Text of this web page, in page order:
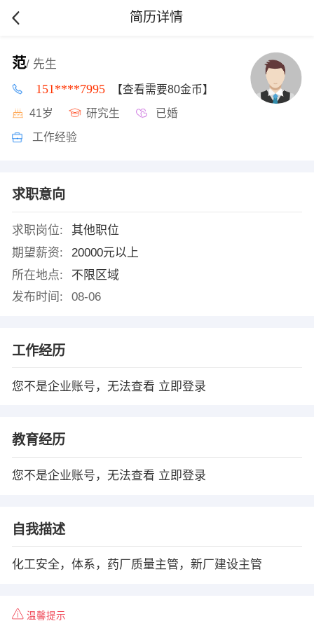
简历详情
范/ 先生
151****7995 【查看需要80金币】
41岁 研究生 已婚
工作经验
求职意向
求职岗位:
其他职位
期望薪资:
20000元以上
所在地点:
不限区域
发布时间:
08-06
工作经历
您不是企业账号，无法查看 立即登录
教育经历
您不是企业账号，无法查看 立即登录
自我描述
化工安全，体系，药厂质量主管，新厂建设主管
温馨提示